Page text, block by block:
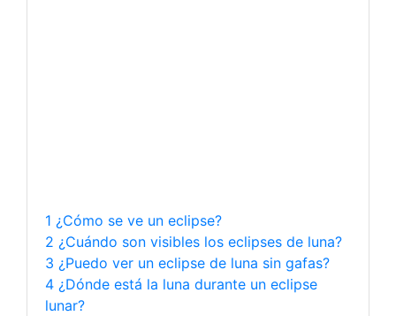
1 ¿Cómo se ve un eclipse?
2 ¿Cuándo son visibles los eclipses de luna?
3 ¿Puedo ver un eclipse de luna sin gafas?
4 ¿Dónde está la luna durante un eclipse
lunar?